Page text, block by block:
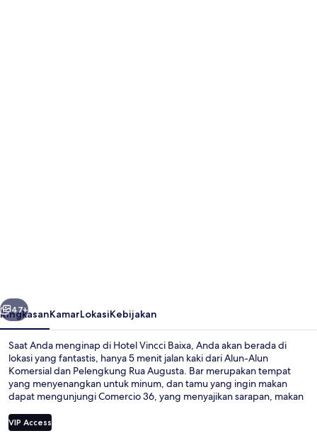
Berikutnya
47+
RingkasanKamarLokasiKebijakan
Saat Anda menginap di Hotel Vincci Baixa, Anda akan berada di
lokasi yang fantastis, hanya 5 menit jalan kaki dari Alun-Alun
Komersial dan Pelengkung Rua Augusta. Bar merupakan tempat
yang menyenangkan untuk minum, dan tamu yang ingin makan
dapat mengunjungi Comercio 36, yang menyajikan sarapan, makan
Jorge yang hanya berjarak 10 menit berjalan kaki dari hotel butik ini.
. Para traveler menyukai staf dan lokasi. Properti ini dapat ditempuh
VIP Access